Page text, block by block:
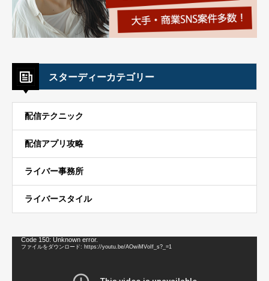
スターディーカテゴリー
配信テクニック
配信アプリ攻略
ライバー事務所
ライバースタイル
Code 150: Unknown error.
ファイルをダウンロード: https://youtu.be/AOwiMVoIf_s?_=1